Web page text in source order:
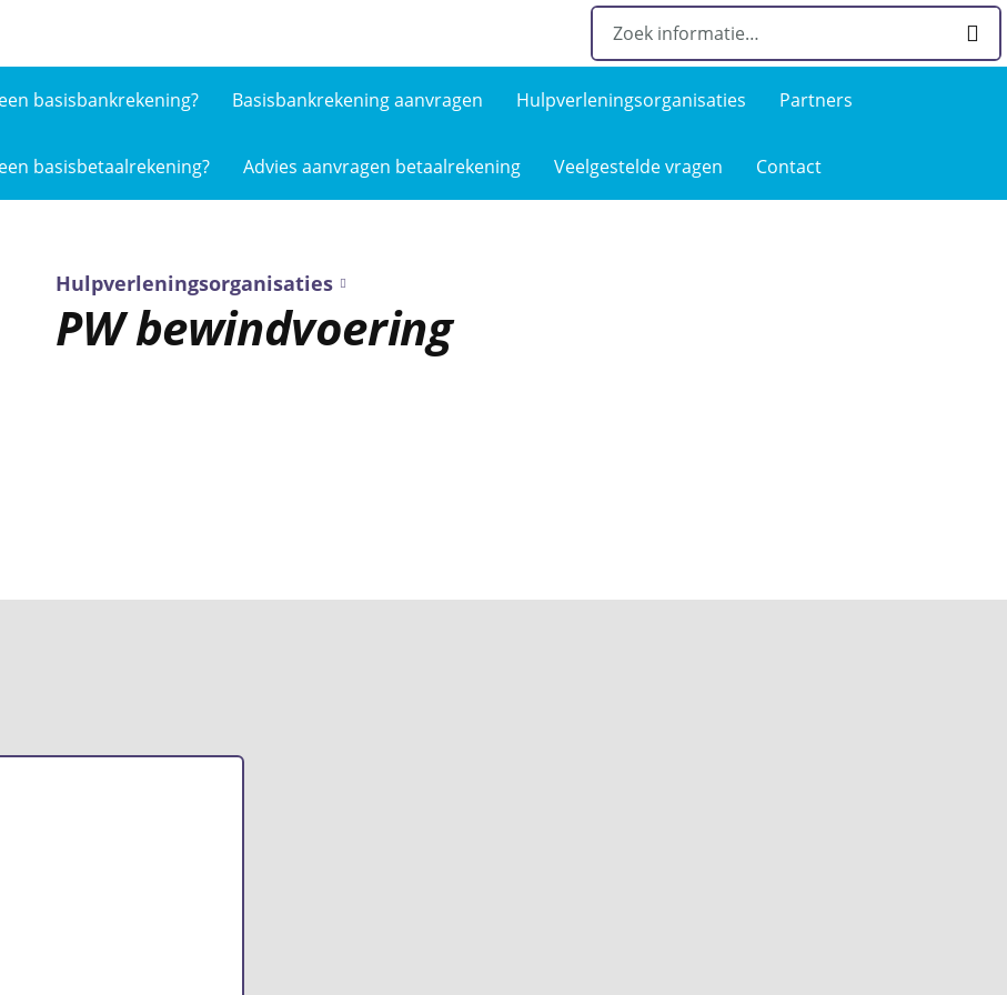
basis­bankrekening?
Basisbankrekening aanvragen Hulpverlenings­organisaties Partners
basis­betaalrekening? Advies aanvragen betaalrekening Veelgestelde­ vragen Contact
Hulpverleningsorganisaties
PW bewindvoering